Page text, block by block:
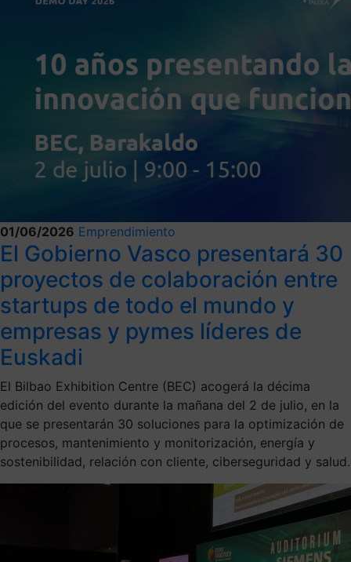
01/06/2026 Emprendimiento
El Gobierno Vasco presentará 30
proyectos de colaboración entre
startups de todo el mundo y
empresas y pymes líderes de
Euskadi
El Bilbao Exhibition Centre (BEC) acogerá la décima
edición del evento durante la mañana del 2 de julio, en la
que se presentarán 30 soluciones para la optimización de
procesos, mantenimiento y monitorización, energía y
sostenibilidad, relación con cliente, ciberseguridad y salud.